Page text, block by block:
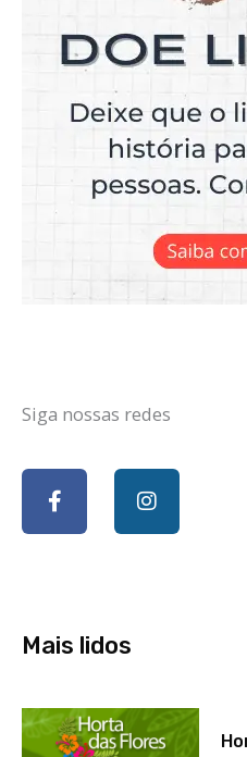
Siga nossas redes
a
c
e
b
-
f
n
s
a
Mais lidos